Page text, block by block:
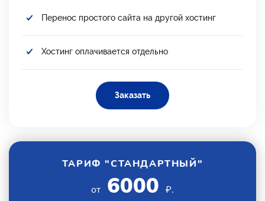
Перенос простого сайта на другой хостинг
Хостинг оплачивается отдельно
Заказать
ТАРИФ "СТАНДАРТНЫЙ"
от 6000 ₽.